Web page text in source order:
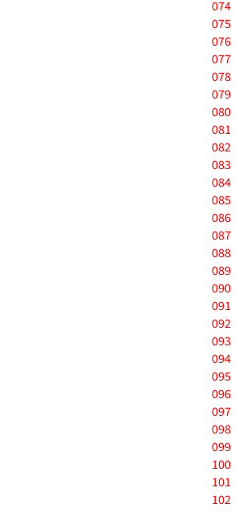
074
075
076
077
078
079
080
081
082
083
084
085
086
087
088
089
090
091
092
093
094
095
096
097
098
099
100
101
102